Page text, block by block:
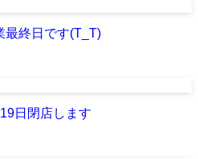
最終日です(T_T)
日閉店します